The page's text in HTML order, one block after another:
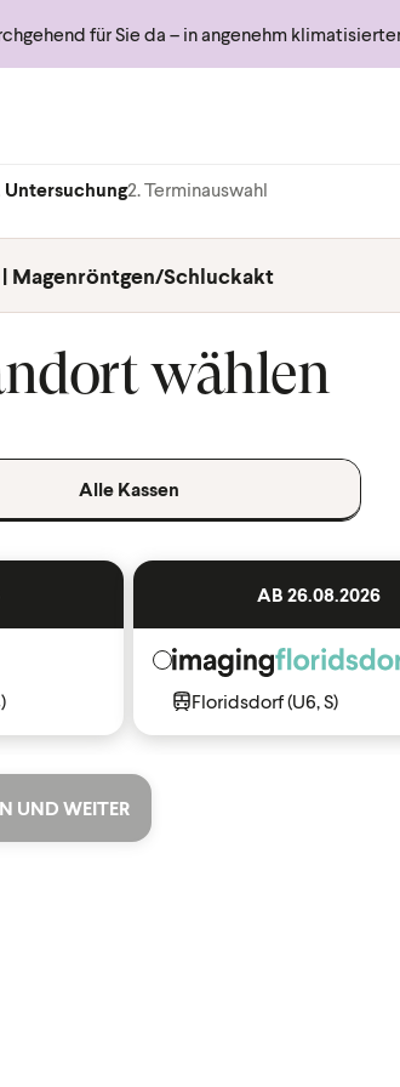
für Sie da – in angenehm
Untersuchung2. Terminauswahl
Magenröntgen/Schluckakt
wählen
Alle Kassen
AB 26.08.2026
Floridsdorf (U6, S)
UND WEITER